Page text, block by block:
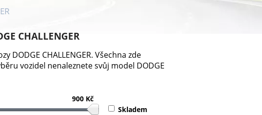
CHALLENGER
DODGE CHALLENGER. Všechna zde
vozidel nenaleznete svůj model DODGE
900 Kč
Skladem